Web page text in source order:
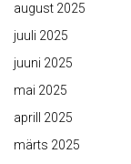
august 2025
juuli 2025
juuni 2025
mai 2025
aprill 2025
märts 2025